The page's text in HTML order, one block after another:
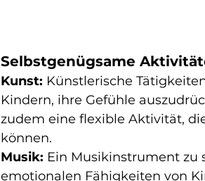
Selbstgenügsame
Kunst: Künstlerische
Kindern, ihre Gefühle
zudem eine flexible Aktivität,
können.
Musik: Ein Musikinstrument zu
emotionalen Fähigkeiten von